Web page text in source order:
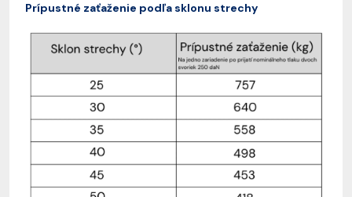
Prípustné zaťaženie podľa sklonu strechy